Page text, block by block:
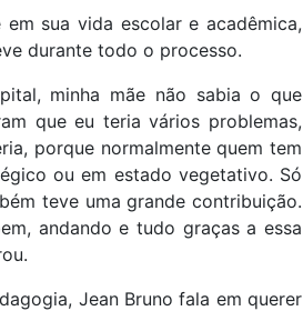
sua vida escolar e acadêmica,
durante todo o processo.
minha mãe não sabia o que
que eu teria vários problemas,
porque normalmente quem tem
ou em estado vegetativo. Só
teve uma grande contribuição.
andando e tudo graças a essa
Jean Bruno fala em querer